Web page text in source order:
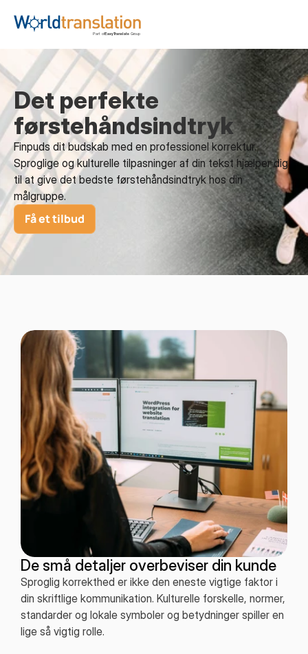
Det perfekte
førstehåndsindtryk
Finpuds dit budskab med en professionel korrektur.
Sproglige og kulturelle tilpasninger af din tekst hjælper dig
til at give det bedste førstehåndsindtryk hos din
målgruppe.
Få et tilbud
De små detaljer overbeviser din kunde
Sproglig korrekthed er ikke den eneste vigtige faktor i
din skriftlige kommunikation. Kulturelle forskelle, normer,
standarder og lokale symboler og betydninger spiller en
lige så vigtig rolle.